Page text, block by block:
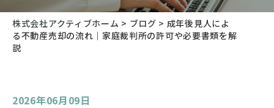
株式会社アクティブホーム > ブログ > 成年後見人によ
る不動産売却の流れ｜家庭裁判所の許可や必要書類を解
説
2026年06月09日